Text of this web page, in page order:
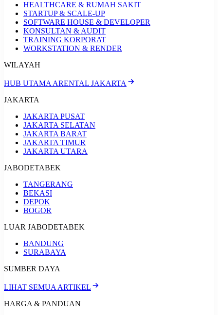
HEALTHCARE & RUMAH SAKIT
STARTUP & SCALE-UP
SOFTWARE HOUSE & DEVELOPER
KONSULTAN & AUDIT
TRAINING KORPORAT
WORKSTATION & RENDER
WILAYAH
HUB UTAMA ARENTAL JAKARTA
JAKARTA
JAKARTA PUSAT
JAKARTA SELATAN
JAKARTA BARAT
JAKARTA TIMUR
JAKARTA UTARA
JABODETABEK
TANGERANG
BEKASI
DEPOK
BOGOR
LUAR JABODETABEK
BANDUNG
SURABAYA
SUMBER DAYA
LIHAT SEMUA ARTIKEL
HARGA & PANDUAN